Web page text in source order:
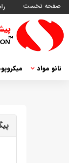
صفحه نخست
نانو مواد